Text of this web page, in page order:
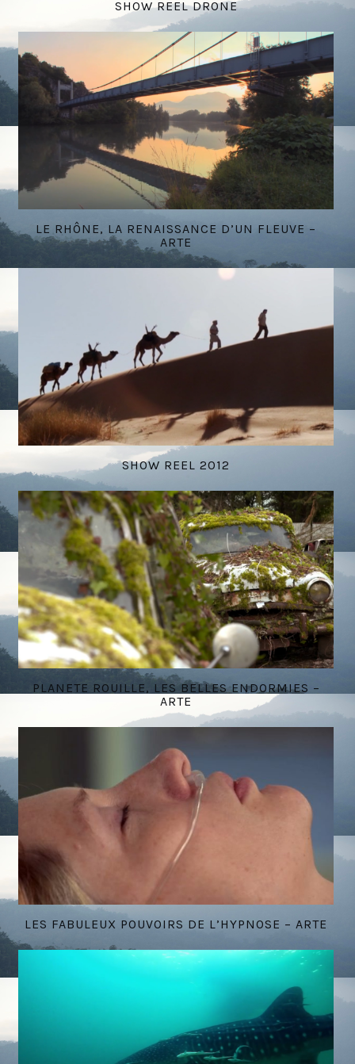
SHOW REEL DRONE
LE RHÔNE, LA RENAISSANCE D’UN FLEUVE –
ARTE
SHOW REEL 2012
PLANETE ROUILLE, LES BELLES ENDORMIES –
ARTE
LES FABULEUX POUVOIRS DE L’HYPNOSE – ARTE